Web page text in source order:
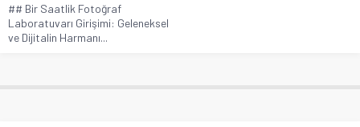
## Bir Saatlik Fotoğraf
Laboratuvarı Girişimi: Geleneksel
ve Dijitalin Harmanı...